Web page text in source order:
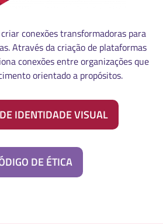
conexões transformadoras para
Através da criação de plataformas
conexões entre organizações que
orientado a propósitos.
IDENTIDADE VISUAL
DE ÉTICA